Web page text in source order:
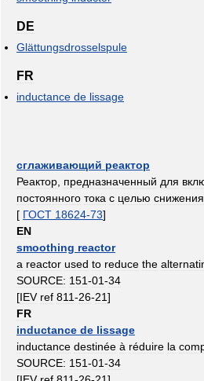
DE
Glättungsdrosselspule
FR
inductance de lissage
сглаживающий реактор
Реактор предназначенный для
постоянного тока с целью снижения
[ ГОСТ 18624-73]
EN
smoothing reactor
a reactor used to reduce the
SOURCE: 151-01-34
[IEV ref 811-26-21]
FR
inductance de lissage
inductance destinée à réduire la
SOURCE: 151-01-34